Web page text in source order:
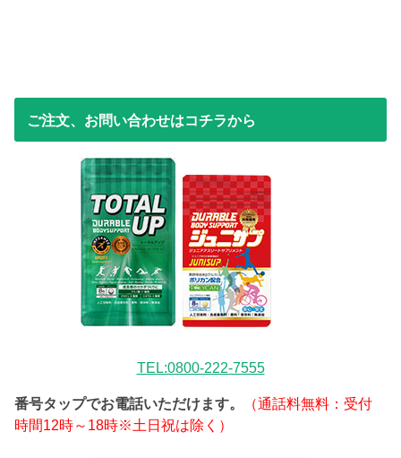
ご注文、お問い合わせはコチラから
TEL:0800-222-7555
番号タップでお電話いただけます。
（通話料無料：受付
時間12時～18時※土日祝は除く）